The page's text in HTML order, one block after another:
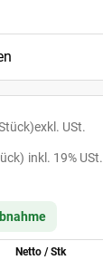
exkl. USt.
inkl. 19% USt.
Netto / Stk